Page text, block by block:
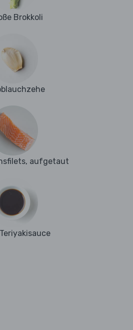
Brokkoli
aufgetaut